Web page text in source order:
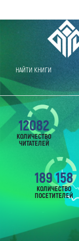
НАЙТИ КНИГИ
12082
КОЛИЧЕСТВО
ЧИТАТЕЛЕЙ
189 158
КОЛИЧЕСТВО
ПОСЕТИТЕЛЕЙ